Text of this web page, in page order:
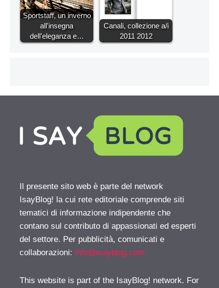
Sportstaff, un inverno
all'insegna
dell'eleganza e…
Canali, collezione a/i
2011 2012
Il presente sito web è parte del network
IsayBlog! la cui rete editoriale comprende siti
tematici di informazione indipendente che
contano sul contributo di appassionati ed esperti
del settore. Per pubblicità, comunicati e
collaborazioni: info@isayblog.com
This website is part of the IsayBlog! network. For